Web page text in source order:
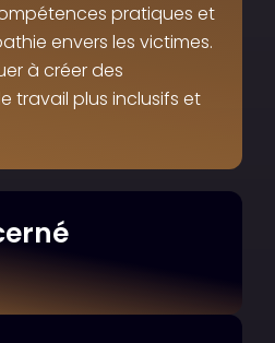
pratiques et
envers les victimes.
à créer des
travail plus inclusifs et